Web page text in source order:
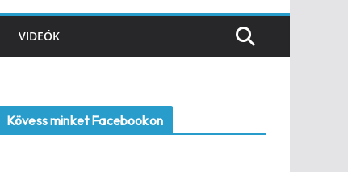
VIDEÓK
Kövess minket Facebookon